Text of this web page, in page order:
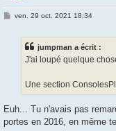
Mven. 29 oct. 2021 18:34
jumpman a écrit :
J'ai loupé quelque
Une section
Euh... Tu n'avais pas
portes en 2016, en même